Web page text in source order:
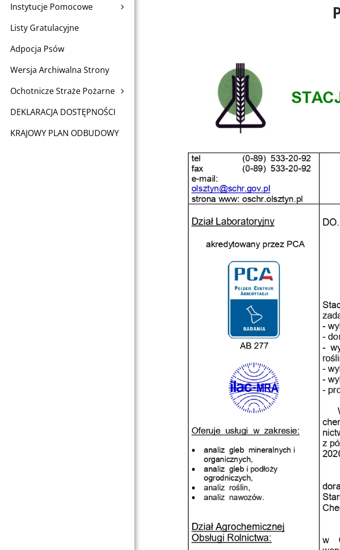
Instytucje Pomocowe
Listy Gratulacyjne
Adpocja Psów
Wersja Archiwalna Strony
Ochotnicze Straże Pożarne
DEKLARACJA DOSTĘPNOŚCI
KRAJOWY PLAN ODBUDOWY